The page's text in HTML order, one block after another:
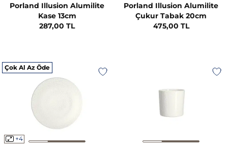
Porland Illusion Alumilite
Kase 13cm
287,00 TL
Porland Illusion Alumilite
Çukur Tabak 20cm
475,00 TL
Çok Al Az Öde
+4